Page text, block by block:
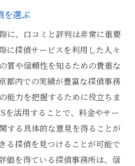
を選ぶ
に、口コミと評判は非常に重要
に探偵サービスを利用した人々
質や信頼性を知るための貴重な
都内での実績が豊富な探偵事務
能力を把握するために役立ちま
を活用することで、料金やサー
する具体的な意見を得ることが
る探偵を見つけることが可能で
価を得ている探偵事務所は、信